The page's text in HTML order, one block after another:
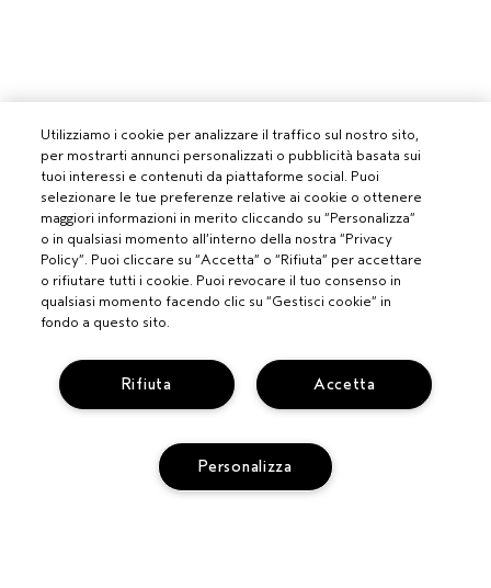
DIVENTA UN SALONE AVEDA
Utilizziamo i cookie per analizzare il traffico sul nostro sito,
per mostrarti annunci personalizzati o pubblicità basata sui
tuoi interessi e contenuti da piattaforme social. Puoi
selezionare le tue preferenze relative ai cookie o ottenere
maggiori informazioni in merito cliccando su “Personalizza”
o in qualsiasi momento all’interno della nostra “Privacy
Policy”. Puoi cliccare su “Accetta” o “Rifiuta” per accettare
o rifiutare tutti i cookie. Puoi revocare il tuo consenso in
qualsiasi momento facendo clic su “Gestisci cookie” in
fondo a questo sito.
Accetta
Rifiuta
Personalizza